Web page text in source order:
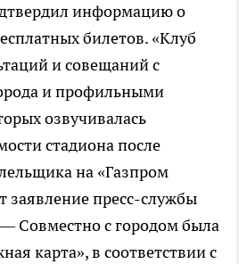
информацию о
билетов. «Клуб
и совещаний с
и профильными
озвучивалась
стадиона после
на «Газпром
заявление пресс-службы
Совместно с городом была
карта», в соответствии с